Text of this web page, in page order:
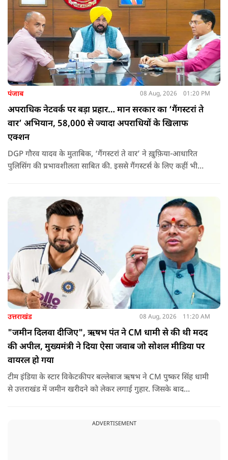
पंजाब 08 Aug, 2026 01:20 PM
अपराधिक नेटवर्क पर बड़ा प्रहार… मान सरकार का ‘गैंगस्टरां ते
वार’ अभियान, 58,000 से ज्यादा अपराधियों के खिलाफ
एक्शन
DGP गौरव यादव के मुताबिक, ‘गैंगस्टरां ते वार’ ने ख़ुफ़िया-आधारित
पुलिसिंग की प्रभावशीलता साबित की. इससे गैंगस्टर्स के लिए कहीं भी
उत्तराखंड 08 Aug, 2026 11:20 AM
"जमीन दिलवा दीजिए", ऋषभ पंत ने CM धामी से की थी मदद
की अपील, मुख्यमंत्री ने दिया ऐसा जवाब जो सोशल मीडिया पर
वायरल हो गया
टीम इंडिया के स्टार विकेटकीपर बल्लेबाज ऋषभ ने CM पुष्कर सिंह धामी
से उत्तराखंड में जमीन खरीदने को लेकर लगाई गुहार. जिसके बाद
ADVERTISEMENT